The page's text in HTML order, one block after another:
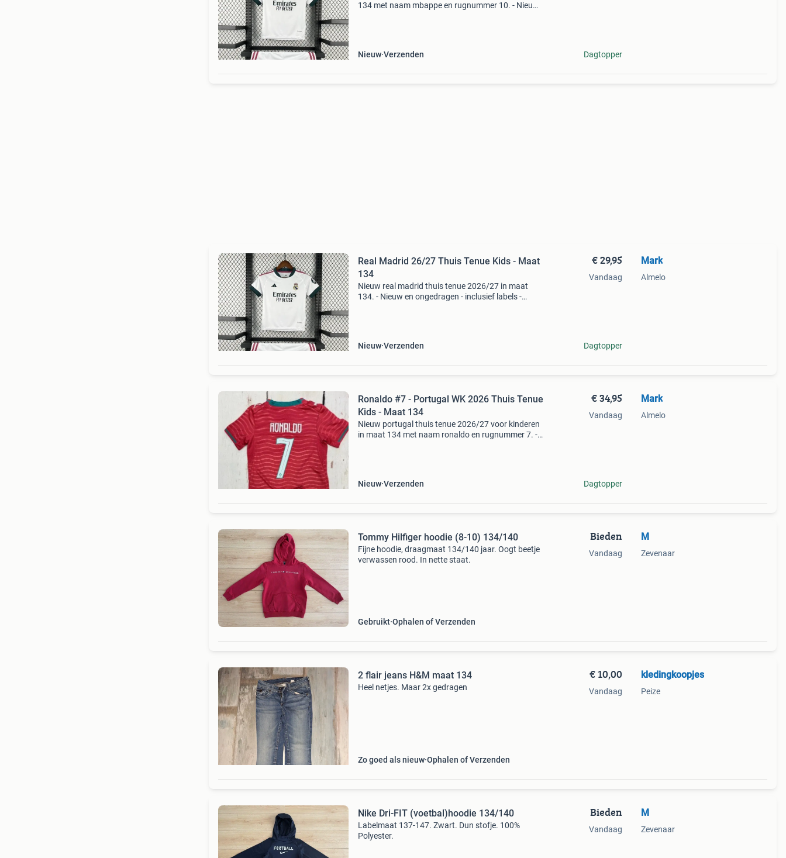
134 met naam mbappe en rugnummer 10. - Nieuw
Nieuw Verzenden Dagtopper
Real Madrid 26/27 Thuis Tenue Kids - Maat
134
Nieuw real madrid thuis tenue 2026/27 in maat
134. - Nieuw en ongedragen - inclusief labels -
Nieuw Verzenden
€ 29,95
Vandaag
Dagtopper
Mark
Almelo
Ronaldo #7 - Portugal WK 2026 Thuis Tenue
Kids - Maat 134
Nieuw portugal thuis tenue 2026/27 voor kinderen
in maat 134 met naam ronaldo en rugnummer 7. -
Nieuw Verzenden
€ 34,95
Vandaag
Dagtopper
Mark
Almelo
Tommy Hilfiger hoodie (8-10) 134/140
Fijne hoodie, draagmaat 134/140 jaar. Oogt beetje
verwassen rood. In nette staat.
Gebruikt Ophalen of Verzenden
Bieden
Vandaag
M
Zevenaar
2 flair jeans H&M maat 134
Heel netjes. Maar 2x gedragen
Zo goed als nieuw Ophalen of Verzenden
€ 10,00
Vandaag
kledingkoopjes
Peize
Nike Dri-FIT (voetbal)hoodie 134/140
Labelmaat 137-147. Zwart. Dun stofje. 100%
Polyester.
Bieden
Vandaag
M
Zevenaar